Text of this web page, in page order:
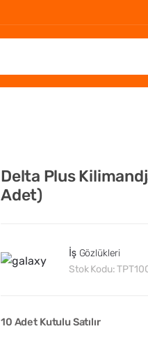
Delta Plus
Adet)
İş Gözlükleri
Stok Kodu:
10 Adet Kutulu Satılır